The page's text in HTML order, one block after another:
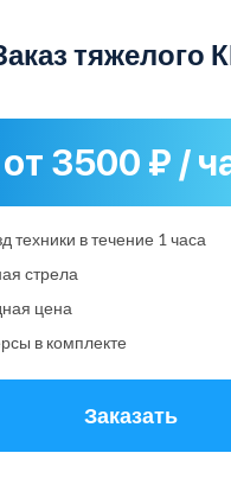
тяжелого
от 3500 ₽ /
техники в течение 1 часа
стрела
цена
в комплекте
Заказать